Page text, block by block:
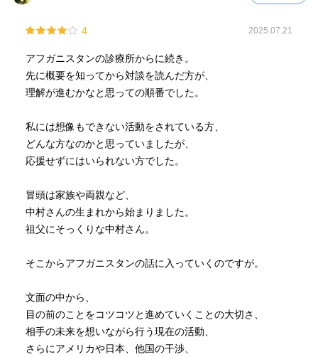
4 2025.07.21
アフガニスタンの診療所からに続き。
先に概要を知ってから対談を読んだ方が、
理解が進むかなと思っての順番でした。
私には想像もできない活動をされている方、
どんな方なのかと思っていましたが、
応援せずにはいられない方でした。
冒頭は家族や両親など、
中村さんの生まれから始まりました。
祖父にそっくりな中村さん。
そこからアフガニスタンの話に入っていくのですが。
文面の中から、
目の前のことをコツコツと進めていくことの大切さ、
相手の未来を想いながら行う現在の活動、
さらにアメリカや日本、他国の干渉、